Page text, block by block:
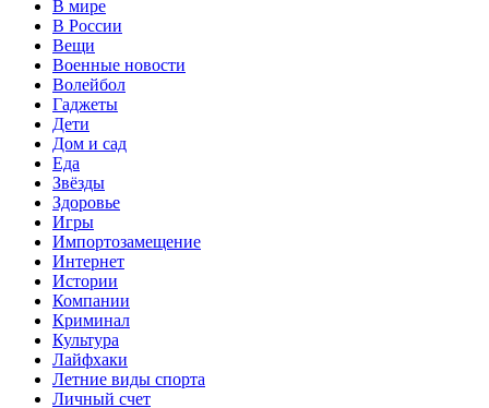
В мире
В России
Вещи
Военные новости
Волейбол
Гаджеты
Дети
Дом и сад
Еда
Звёзды
Здоровье
Игры
Импортозамещение
Интернет
Истории
Компании
Криминал
Культура
Лайфхаки
Летние виды спорта
Личный счет